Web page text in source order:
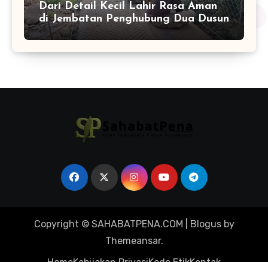
Dari Detail Kecil Lahir Rasa Aman
di Jembatan Penghubung Dua Dusun
Copyright © SAHABATPENA.COM Blogusby
Themeansar.